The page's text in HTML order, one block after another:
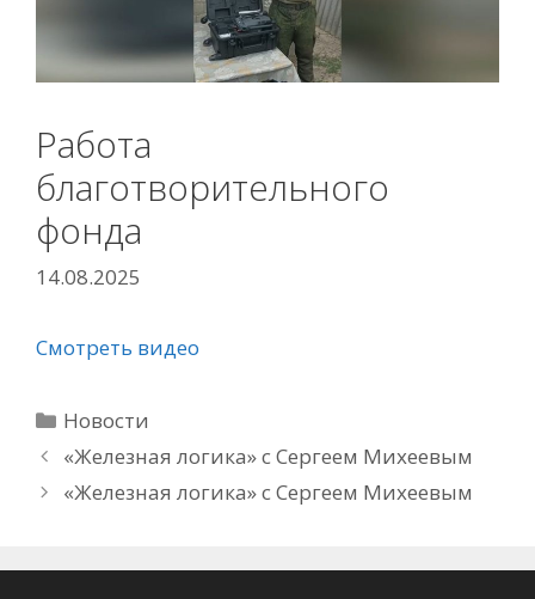
Работа
благотворительного
фонда
14.08.2025
Смотреть видео
Рубрики
Новости
«Железная логика» с Сергеем Михеевым
«Железная логика» с Сергеем Михеевым